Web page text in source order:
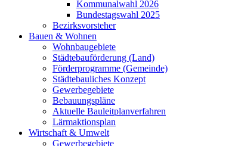
Kommunalwahl 2026
Bundestagswahl 2025
Bezirksvorsteher
Bauen & Wohnen
Wohnbaugebiete
Städtebauförderung (Land)
Förderprogramme (Gemeinde)
Städtebauliches Konzept
Gewerbegebiete
Bebauungspläne
Aktuelle Bauleitplanverfahren
Lärmaktionsplan
Wirtschaft & Umwelt
Gewerbegebiete